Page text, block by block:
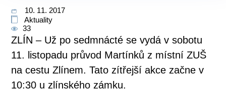
10. 11. 2017
Aktuality
33
ZLÍN – Už po sedmnácté se vydá v sobotu
11. listopadu průvod Martínků z místní ZUŠ
na cestu Zlínem. Tato zítřejší akce začne v
10:30 u zlínského zámku.